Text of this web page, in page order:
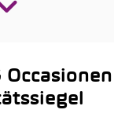
Occasionen